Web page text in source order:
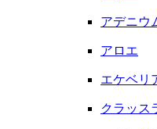
アデニウ
アロエ
エケベリ
クラッス